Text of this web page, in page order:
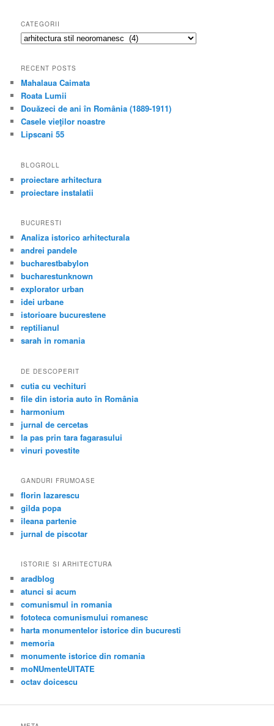
CATEGORII
categorii
RECENT POSTS
Mahalaua Caimata
Roata Lumii
Douăzeci de ani în România (1889-1911)
Casele vieţilor noastre
Lipscani 55
BLOGROLL
proiectare arhitectura
proiectare instalatii
BUCURESTI
Analiza istorico arhitecturala
andrei pandele
bucharestbabylon
bucharestunknown
explorator urban
idei urbane
istorioare bucurestene
reptilianul
sarah in romania
DE DESCOPERIT
cutia cu vechituri
file din istoria auto în România
harmonium
jurnal de cercetas
la pas prin tara fagarasului
vinuri povestite
GANDURI FRUMOASE
florin lazarescu
gilda popa
ileana partenie
jurnal de piscotar
ISTORIE SI ARHITECTURA
aradblog
atunci si acum
comunismul in romania
fototeca comunismului romanesc
harta monumentelor istorice din bucuresti
memoria
monumente istorice din romania
moNUmenteUITATE
octav doicescu